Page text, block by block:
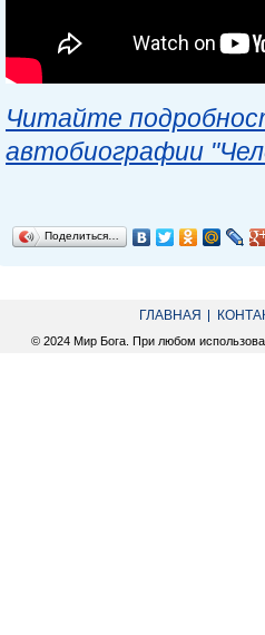
Читайте
автобиографии
Поделиться…
ГЛАВНАЯ
© 2024 Мир Бога. При любом